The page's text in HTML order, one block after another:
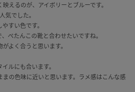
えるのが、アイボリーとブルーです。
気でした。
すい色です。
ぺたんこの靴と合わせたいですね。
よく合うと思います。
ルにも合います。
まの色味に近いと思います。ラメ感はこんな感